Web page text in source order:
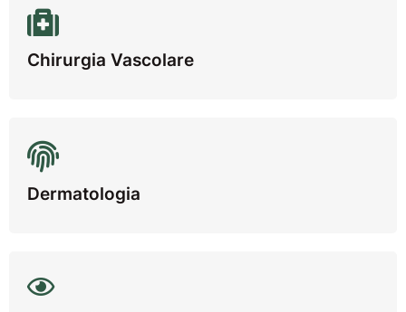
Chirurgia Vascolare
Dermatologia